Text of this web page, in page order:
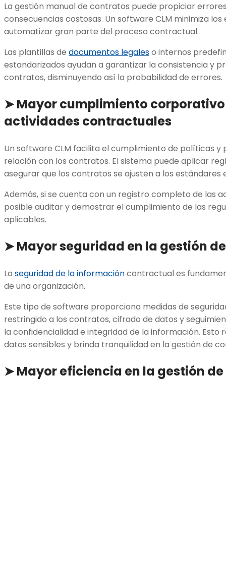
La gestión manual de contratos puede propiciar
consecuencias costosas. Un software CLM minimiza
automatizar gran parte del proceso contractual.
Las plantillas de documentos legaleso internos
estandarizados ayudan a garantizar la consistencia y
contratos, disminuyendo así la probabilidad de errores.
➤ Mayor cumplimiento
actividades contractuales
Un software CLM facilita el cumplimiento de políticas
relación con los contratos. El sistema puede aplicar
asegurar que los contratos se ajusten a los estándares
Además, si se cuenta con un registro completo de las
posible auditar y demostrar el cumplimiento de las
aplicables.
➤ Mayor seguridad en la gestión
La seguridad de la informacióncontractual es
de una organización.
Este tipo de software proporciona medidas de
restringido a los contratos, cifrado de datos y
la confidencialidad e integridad de la información. Esto
datos sensibles y brinda tranquilidad en la gestión de
➤ Mayor eficiencia en la gestión